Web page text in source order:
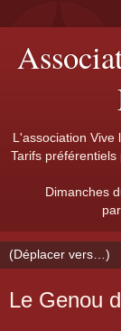
L'association Vive
Tarifs
Dimanches
Le Genou